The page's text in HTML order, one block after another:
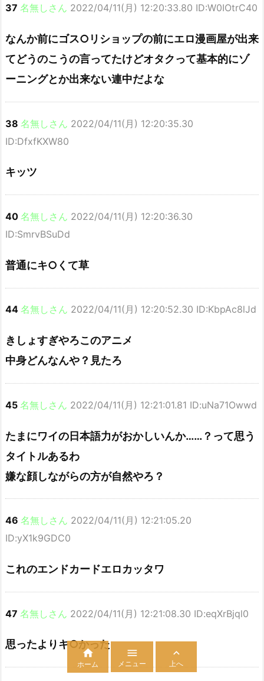
37 名無しさん 2022/04/11(月) 12:20:33.80 ID:W0IOtrC40
なんか前にゴス○リショップの前にエロ漫画屋が出来
てどうのこうの言ってたけどオタクって基本的にゾ
ーニングとか出来ない連中だよな
38 名無しさん 2022/04/11(月) 12:20:35.30
ID:DfxfKXW80
キッツ
40 名無しさん 2022/04/11(月) 12:20:36.30
ID:SmrvBSuDd
普通にキ○くて草
44 名無しさん 2022/04/11(月) 12:20:52.30 ID:KbpAc8lJd
きしょすぎやろこのアニメ
中身どんなんや？見たろ
45 名無しさん 2022/04/11(月) 12:21:01.81 ID:uNa71Owwd
たまにワイの日本語力がおかしいんか……？って思う
タイトルあるわ
嫌な顔しながらの方が自然やろ？
46 名無しさん 2022/04/11(月) 12:21:05.20
ID:yX1k9GDC0
これのエンドカードエロカッタワ
47 名無しさん 2022/04/11(月) 12:21:08.30 ID:eqXrBjql0
思ったよりキ○かった

ホーム

メニュー

上へ